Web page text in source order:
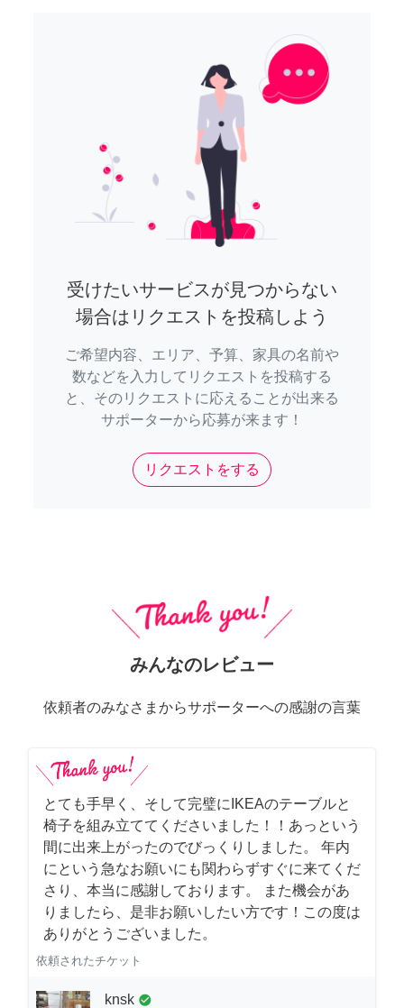
受けたいサービスが見つからない
場合はリクエストを投稿しよう
ご希望内容、エリア、予算、家具の名前や
数などを入力してリクエストを投稿する
と、そのリクエストに応えることが出来る
サポーターから応募が来ます！
リクエストをする
みんなのレビュー
依頼者のみなさまからサポーターへの感謝の言葉
とても手早く、そして完璧にIKEAのテーブルと
椅子を組み立ててくださいました！！あっという
間に出来上がったのでびっくりしました。 年内
にという急なお願いにも関わらずすぐに来てくだ
さり、本当に感謝しております。 また機会があ
りましたら、是非お願いしたい方です！この度は
ありがとうございました。
依頼されたチケット
knsk check_circle